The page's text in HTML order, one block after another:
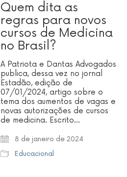
Quem dita as
regras para novos
cursos de Medicina
no Brasil?
A Patriota e Dantas Advogados
publica, dessa vez no jornal
Estadão, edição de
07/01/2024, artigo sobre o
tema dos aumentos de vagas e
novas autorizações de cursos
de medicina. Escrito…
8 de janeiro de 2024
Educacional